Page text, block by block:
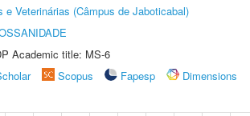
e Veterinárias (Câmpus de Jaboticabal)
Academic title: MS-6
Scopus Fapesp
Dimensions